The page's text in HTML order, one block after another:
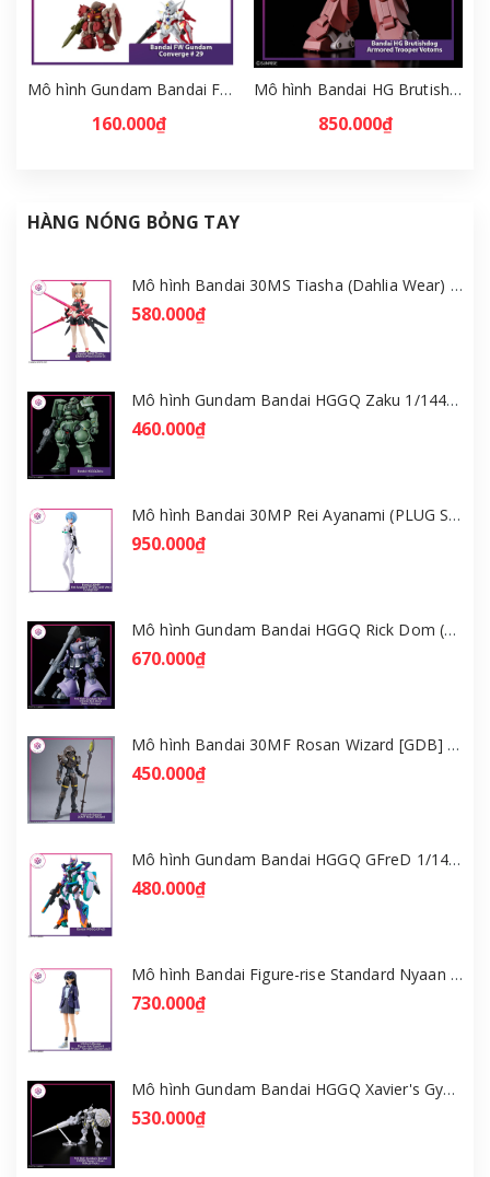
Mô hình Gundam Bandai FW Gundam Converge # 29 Full Set [GDB] [FCH]
160.000₫
Mô hình Bandai HG Brutishdog - Armored Trooper Votoms [GDB] [BHG]
850.000₫
HÀNG NÓNG BỎNG TAY
Mô hình Bandai 30MS Tiasha (Dahlia Wear) [Color B] [GDB] [30MS]
580.000₫
Mô hình Gundam Bandai HGGQ Zaku 1/144 – MSG GQuuuuuuX [GDB] [BHG]
460.000₫
Mô hình Bandai 30MP Rei Ayanami (PLUG SUIT Ver.) – Evangelion [GDB] [30MP]
950.000₫
Mô hình Gundam Bandai HGGQ Rick Dom (Gaia / Ortega) 1/144 [GDB] [BHG]
670.000₫
Mô hình Bandai 30MF Rosan Wizard [GDB] [30MF]
450.000₫
Mô hình Gundam Bandai HGGQ GFreD 1/144 [GDB] [BHG]
480.000₫
Mô hình Bandai Figure-rise Standard Nyaan - Gundam GQuuuuuuX [GDB] [FRS]
730.000₫
Mô hình Gundam Bandai HGGQ Xavier's Gyan Hakuji-Packs 1/144 [GDB] [BHG]
530.000₫